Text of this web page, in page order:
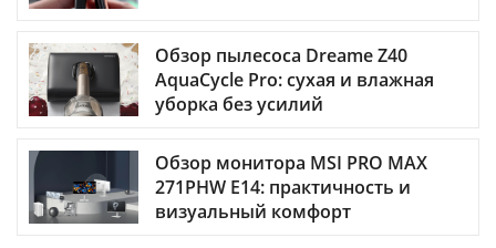
Обзор пылесоса Dreame Z40
AquaCycle Pro: сухая и влажная
уборка без усилий
Обзор монитора MSI PRO MAX
271PHW E14: практичность и
визуальный комфорт